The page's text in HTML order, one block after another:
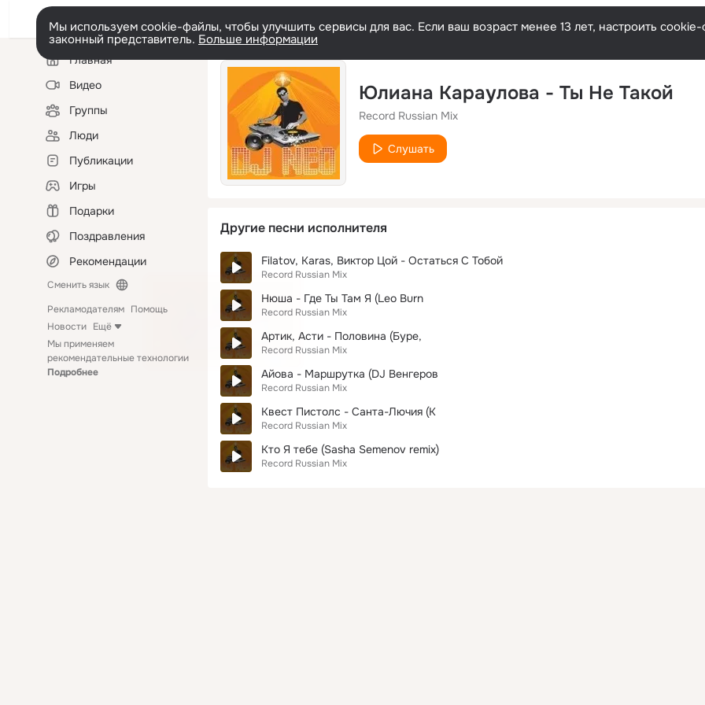
Мы используем cookie-файлы, чтобы улучшить сервисы для вас. Если ваш возраст менее 13 лет, настроить
законный представитель. Больше информации
Левая
колонкаГлавная
Видео
Группы
Люди
Публикации
Игры
Подарки
Поздравления
Рекомендации
Сменить язык
Рекламодателям Помощь
Новости Ещё
Мы применяем
рекомендательные технологии
Подробнее
Юлиана Караулова - Ты Не Такой
Record Russian Mix
Слушать
Другие песни исполнителя
Filatov, Karas, Виктор Цой - Остаться С Тобой
Record Russian Mix
Нюша - Где Ты Там Я (Leo Burn
Record Russian Mix
Артик, Асти - Половина (Буре,
Record Russian Mix
Айова - Маршрутка (DJ Венгеров
Record Russian Mix
Квест Пистолс - Санта-Лючия (К
Record Russian Mix
Кто Я тебе (Sasha Semenov remix)
Record Russian Mix